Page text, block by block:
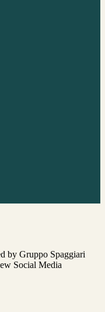
by Gruppo Spaggiari
Social Media